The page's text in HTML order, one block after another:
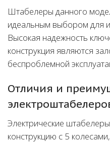
Штабелеры данного
идеальным выбором для
Высокая надежность
конструкция являются
беспроблемной
Отличия и
Электрические
конструкцию с 5